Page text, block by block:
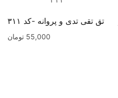
تق تقی تدی و پروانه -کد ۳۱۱
55,000 تومان